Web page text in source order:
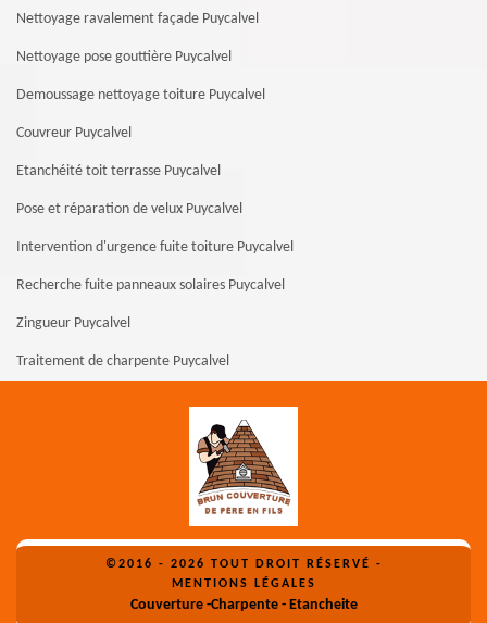
Nettoyage ravalement façade Puycalvel
Nettoyage pose gouttière Puycalvel
Demoussage nettoyage toiture Puycalvel
Couvreur Puycalvel
Etanchéité toit terrasse Puycalvel
Pose et réparation de velux Puycalvel
Intervention d'urgence fuite toiture Puycalvel
Recherche fuite panneaux solaires Puycalvel
Zingueur Puycalvel
Traitement de charpente Puycalvel
©2016 - 2026 TOUT DROIT RÉSERVÉ -
MENTIONS LÉGALES
Couverture -Charpente - Etancheite